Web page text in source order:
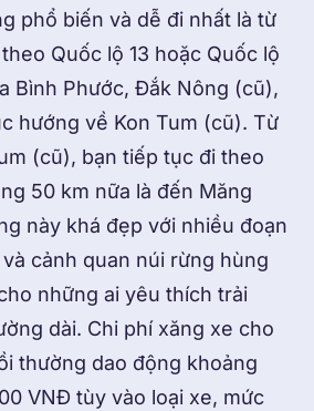
phổ biến và dễ đi nhất là từ
Quốc lộ 13 hoặc Quốc lộ
Bình Phước, Đắk Nông (cũ),
hướng về Kon Tum (cũ). Từ
(cũ), bạn tiếp tục đi theo
50 km nữa là đến Măng
này khá đẹp với nhiều đoạn
cảnh quan núi rừng hùng
những ai yêu thích trải
dài. Chi phí xăng xe cho
thường dao động khoảng
VNĐ tùy vào loại xe, mức